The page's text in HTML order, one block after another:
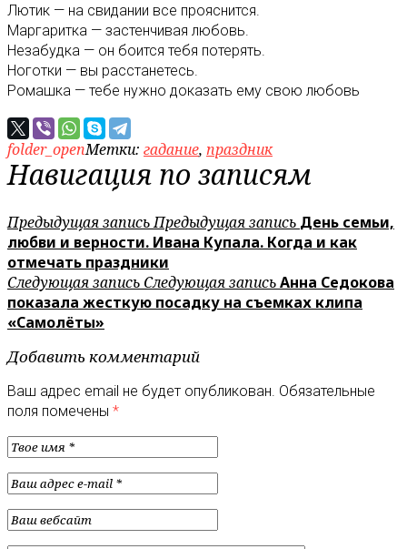
Лютик — на свидании все прояснится.
Маргаритка — застенчивая любовь.
Незабудка — он боится тебя потерять.
Ноготки — вы расстанетесь.
Ромашка — тебе нужно доказать ему свою любовь
folder_openМетки: гадание, праздник
Навигация по записям
Предыдущая записьПредыдущая запись День семьи,
любви и верности. Ивана Купала. Когда и как
отмечать праздники
Следующая запись Следующая записьАнна Седокова
показала жесткую посадку на съемках клипа
«Самолёты»
Добавить комментарий
Ваш адрес email не будет опубликован. Обязательные
поля помечены *